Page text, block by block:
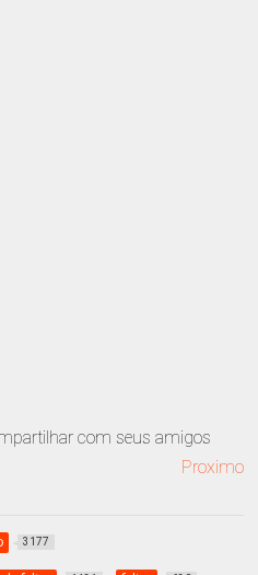
com seus amigos
Proximo
3177